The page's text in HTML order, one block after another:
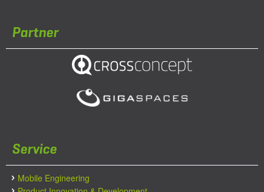
Partner
Service
Mobile Engineering